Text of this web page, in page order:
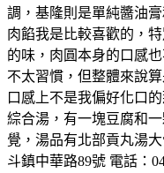
調，基隆則是單純醬油
肉餡我是比較喜歡的，
的味，肉圓本身的口感
不太習慣，但整體來說算
口感上不是我偏好化口
綜合湯，有一塊豆腐和
覺，湯品有北部貢丸湯大
斗鎮中華路89號 電話：